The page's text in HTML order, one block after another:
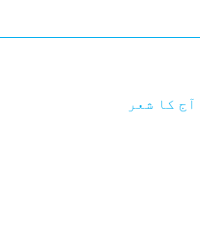
آج کا شعر